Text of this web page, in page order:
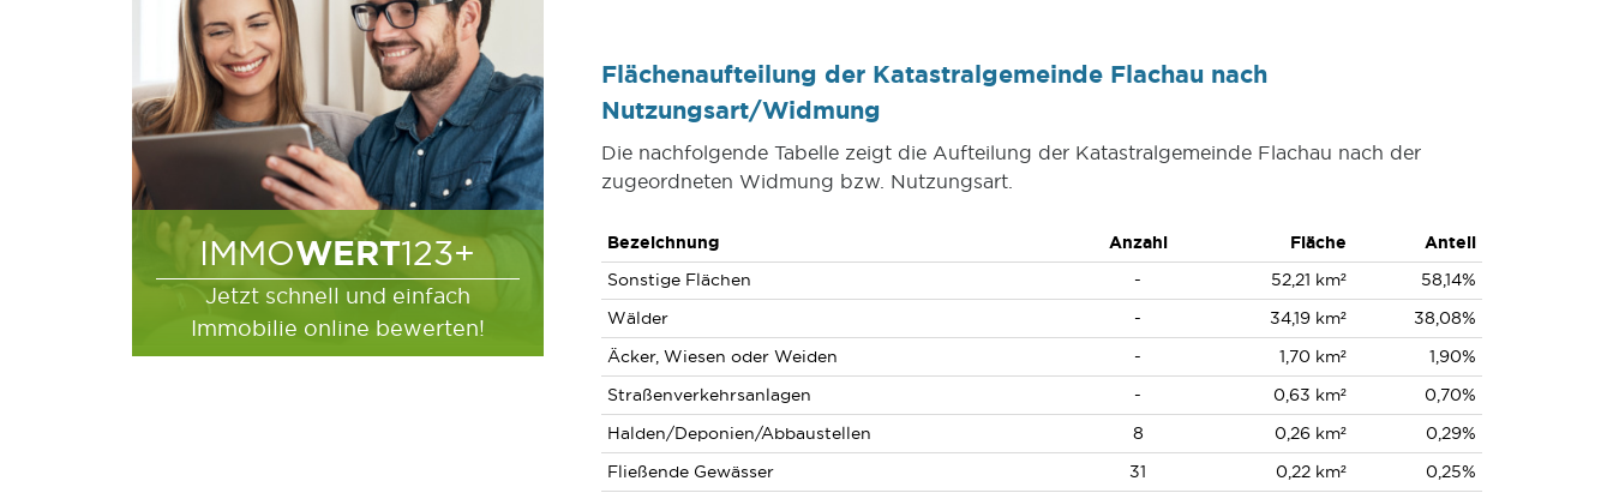
IMMOWERT123+
Jetzt schnell und einfach
Immobilie online bewerten!
Flächenaufteilung der Katastralgemeinde Flachau nach
Nutzungsart/Widmung
Die nachfolgende Tabelle zeigt die Aufteilung der Katastralgemeinde Flachau nach der
zugeordneten Widmung bzw. Nutzungsart.
Bezeichnung Anzahl Fläche
Anteil
Sonstige Flächen
- 52,21 km²
58,14%
Wälder
- 34,19 km²
38,08%
Äcker, Wiesen oder Weiden
- 1,70 km²
1,90%
Straßenverkehrsanlagen
- 0,63 km²
0,70%
Halden/Deponien/Abbaustellen
8 0,26 km²
0,29%
Fließende Gewässer
31 0,22 km²
0,25%